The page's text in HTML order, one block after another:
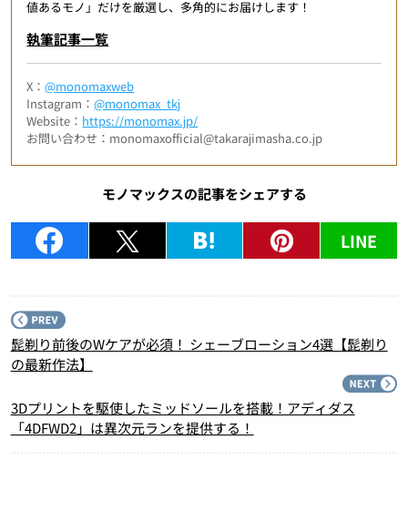
値あるモノ」だけを厳選し、多角的にお届けします！
執筆記事一覧
X：@monomaxweb
Instagram：@monomax_tkj
Website： https://monomax.jp/
お問い合わせ：monomaxofficial@takarajimasha.co.jp
モノマックスの記事をシェアする
LINE
髭剃り前後のWケアが必須！ シェーブローション4選【髭剃り
の最新作法】
3Dプリントを駆使したミッドソールを搭載！アディダス
「4DFWD2」は異次元ランを提供する！